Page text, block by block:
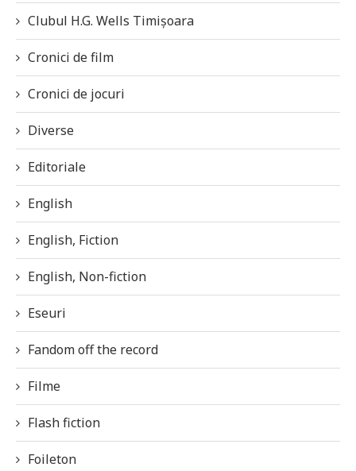
Clubul H.G. Wells Timișoara
Cronici de film
Cronici de jocuri
Diverse
Editoriale
English
English, Fiction
English, Non-fiction
Eseuri
Fandom off the record
Filme
Flash fiction
Foileton